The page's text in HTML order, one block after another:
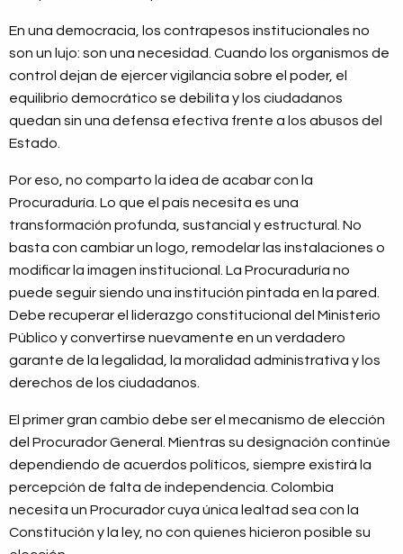
En una democracia, los contrapesos institucionales no
son un lujo: son una necesidad. Cuando los organismos de
control dejan de ejercer vigilancia sobre el poder, el
equilibrio democrático se debilita y los ciudadanos
quedan sin una defensa efectiva frente a los abusos del
Estado.
Por eso, no comparto la idea de acabar con la
Procuraduría. Lo que el país necesita es una
transformación profunda, sustancial y estructural. No
basta con cambiar un logo, remodelar las instalaciones o
modificar la imagen institucional. La Procuraduría no
puede seguir siendo una institución pintada en la pared.
Debe recuperar el liderazgo constitucional del Ministerio
Público y convertirse nuevamente en un verdadero
garante de la legalidad, la moralidad administrativa y los
derechos de los ciudadanos.
El primer gran cambio debe ser el mecanismo de elección
del Procurador General. Mientras su designación continúe
dependiendo de acuerdos políticos, siempre existirá la
percepción de falta de independencia. Colombia
necesita un Procurador cuya única lealtad sea con la
Constitución y la ley, no con quienes hicieron posible su